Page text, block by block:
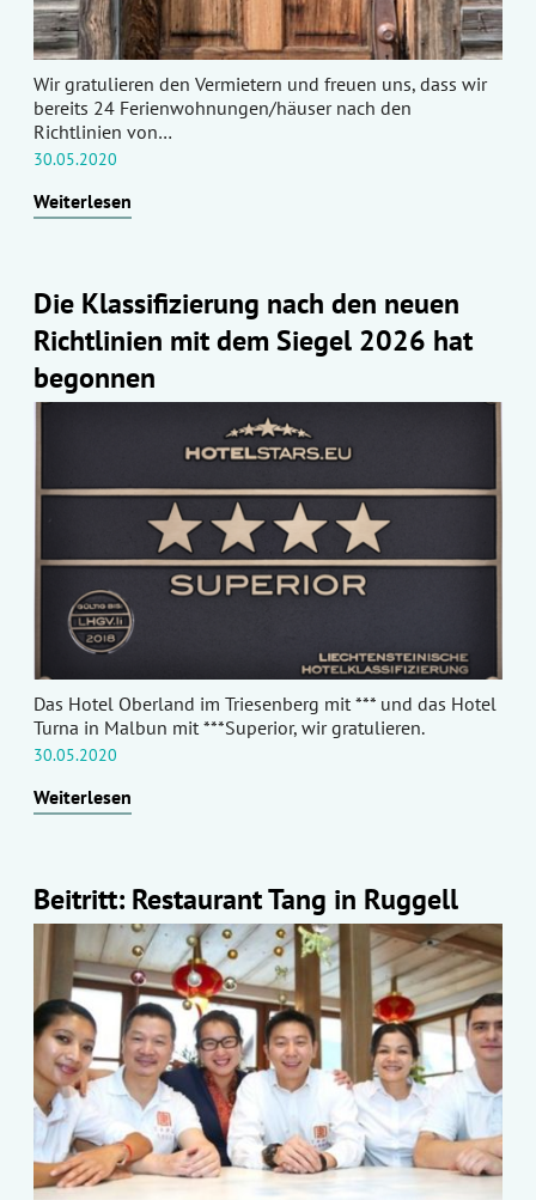
Wir gratulieren den Vermietern und freuen uns, dass wir
bereits 24 Ferienwohnungen/häuser nach den
Richtlinien von…
30.05.2020
Weiterlesen
Die Klassifizierung nach den neuen
Richtlinien mit dem Siegel 2026 hat
begonnen
Das Hotel Oberland im Triesenberg mit *** und das Hotel
Turna in Malbun mit ***Superior, wir gratulieren.
30.05.2020
Weiterlesen
Beitritt: Restaurant Tang in Ruggell